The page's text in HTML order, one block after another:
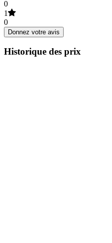
0
1
0
Donnez votre avis
Historique des prix